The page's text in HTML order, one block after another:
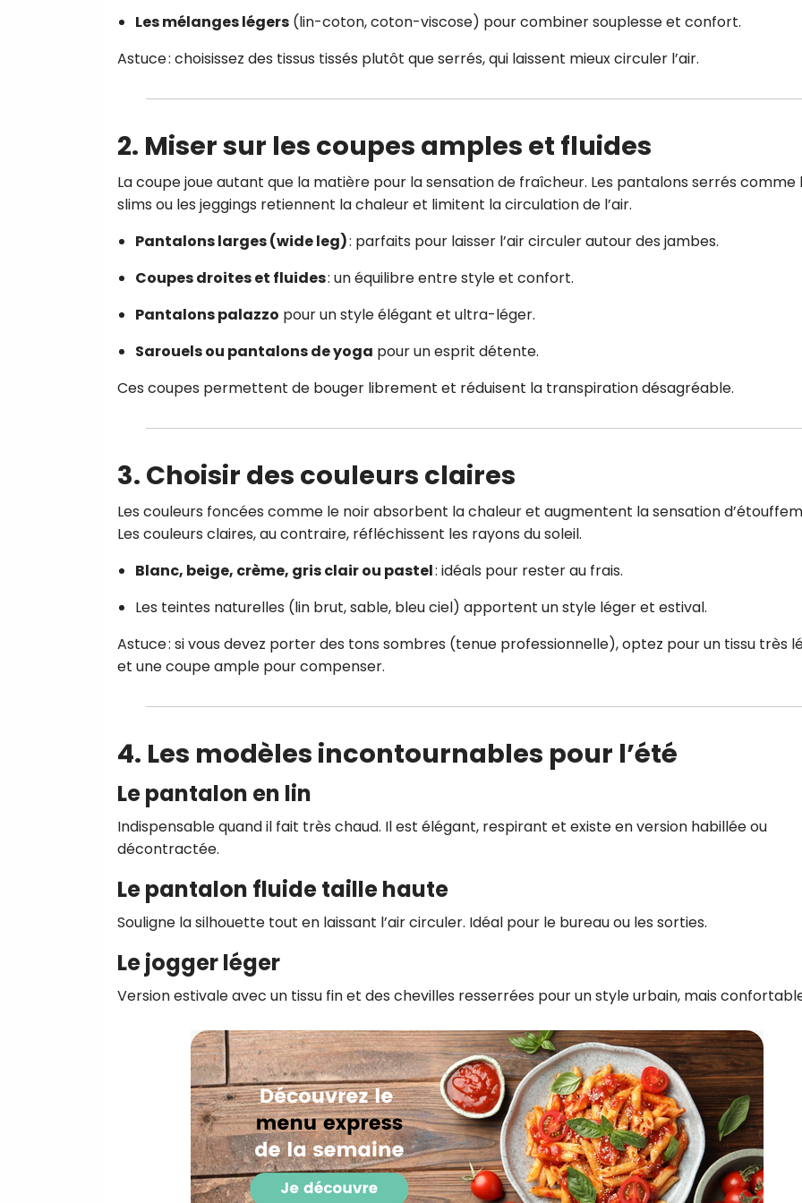
Les mélanges légers (lin-coton, coton-viscose) pour combiner souplesse et confort.
Astuce : choisissez des tissus tissés plutôt que serrés, qui laissent mieux circuler l’air.
2. Miser sur les coupes amples et fluides
La coupe joue autant que la matière pour la sensation de fraîcheur. Les pantalons serrés comme
slims ou les jeggings retiennent la chaleur et limitent la circulation de l’air.
Pantalons larges (wide leg): parfaits pour laisser l’air circuler autour des jambes.
Coupes droites et fluides: un équilibre entre style et confort.
Pantalons palazzo pour un style élégant et ultra-léger.
Sarouels ou pantalons de yoga pour un esprit détente.
Ces coupes permettent de bouger librement et réduisent la transpiration désagréable.
3. Choisir des couleurs claires
Les couleurs foncées comme le noir absorbent la chaleur et augmentent la sensation
Les couleurs claires, au contraire, réfléchissent les rayons du soleil.
Blanc, beige, crème, gris clair ou pastel: idéals pour rester au frais.
Les teintes naturelles (lin brut, sable, bleu ciel) apportent un style léger et estival.
Astuce : si vous devez porter des tons sombres (tenue professionnelle), optez pour un tissu très
et une coupe ample pour compenser.
4. Les modèles incontournables pour l’été
Le pantalon en lin
Indispensable quand il fait très chaud. Il est élégant, respirant et existe en version habillée ou
décontractée.
Le pantalon fluide taille haute
Souligne la silhouette tout en laissant l’air circuler. Idéal pour le bureau ou les sorties.
Le jogger léger
Version estivale avec un tissu fin et des chevilles resserrées pour un style urbain, mais